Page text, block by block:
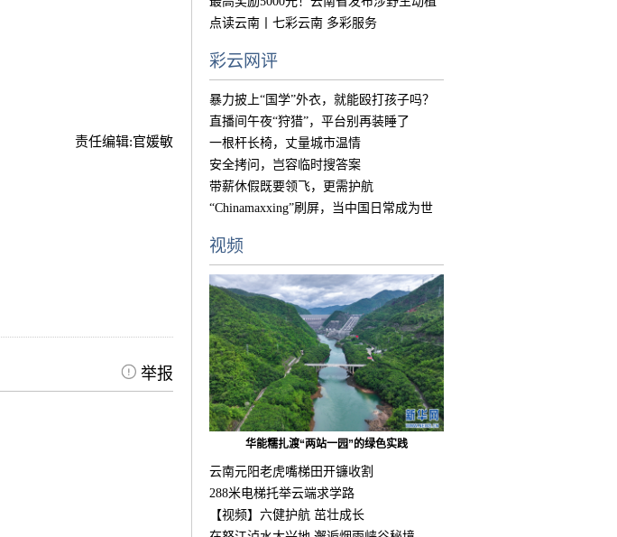
责任编辑:官媛敏
举报
物违
点读云南丨七彩云南 多彩服务
彩云网评
暴力披上“国学”外衣，就能殴打孩子吗？
直播间午夜“狩猎”，平台别再装睡了
一根杆长椅，丈量城市温情
安全拷问，岂容临时搜答案
带薪休假既要领飞，更需护航
“Chinamaxxing”刷屏，当中国日常成为世
视频
华能糯扎渡“两站一园”的绿色实践
云南元阳老虎嘴梯田开镰收割
288米电梯托举云端求学路
【视频】六健护航 茁壮成长